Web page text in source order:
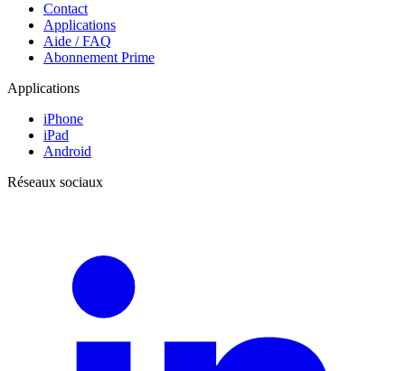
Contact
Applications
Aide / FAQ
Abonnement Prime
Applications
iPhone
iPad
Android
Réseaux sociaux